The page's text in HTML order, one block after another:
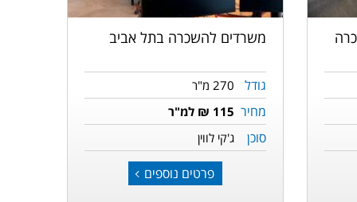
משרדים להשכרה בתל אביב
גודל 270 מ"ר
מחיר 115 ₪ למ"ר
סוכן ג'קי לווין
פרטים נוספים